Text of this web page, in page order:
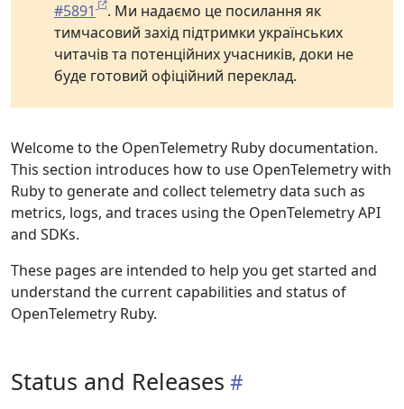
#5891
. Ми надаємо це посилання як
тимчасовий захід підтримки українських
читачів та потенційних учасників, доки не
буде готовий офіційний переклад.
Welcome to the OpenTelemetry Ruby documentation.
This section introduces how to use OpenTelemetry with
Ruby to generate and collect telemetry data such as
metrics, logs, and traces using the OpenTelemetry API
and SDKs.
These pages are intended to help you get started and
understand the current capabilities and status of
OpenTelemetry Ruby.
Status and Releases